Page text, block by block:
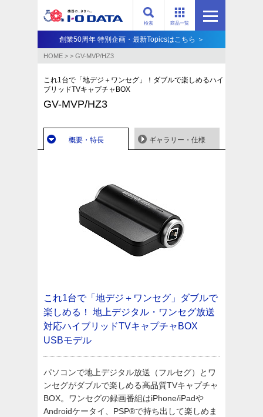
商品一覧
検索
創業50周年 特別企画・最新Topicsはこちら ＞
HOME > > GV-MVP/HZ3
これ1台で「地デジ＋ワンセグ」！ダブルで楽しめるハイ
ブリッドTVキャプチャBOX
GV-MVP/HZ3
概要・特長 ギャラリー・仕様
これ1台で「地デジ＋ワンセグ」ダブルで
楽しめる！
地上デジタル・ワンセグ放送
対応ハイブリッドTVキャプチャBOX
USBモデル
パソコンで地上デジタル放送（フルセグ）とワ
ンセグがダブルで楽しめる高品質TVキャプチャ
BOX。ワンセグの録画番組はiPhone/iPadや
Androidケータイ、PSP®で持ち出して楽しめま